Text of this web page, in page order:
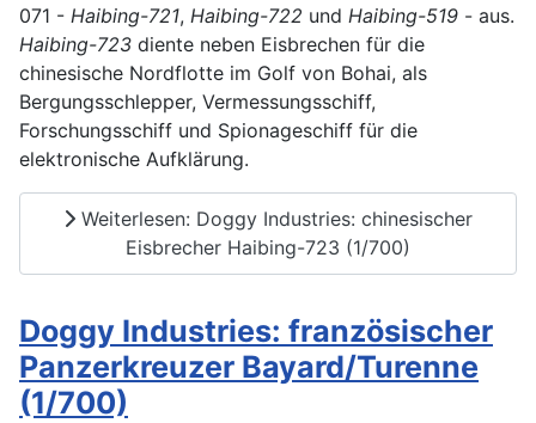
071 - Haibing-721, Haibing-722 und Haibing-519 - aus.
Haibing-723 diente neben Eisbrechen für die
chinesische Nordflotte im Golf von Bohai, als
Bergungsschlepper, Vermessungsschiff,
Forschungsschiff und Spionageschiff für die
elektronische Aufklärung.
Weiterlesen: Doggy Industries: chinesischer
Eisbrecher Haibing-723 (1/700)
Doggy Industries: französischer
Panzerkreuzer Bayard/Turenne
(1/700)